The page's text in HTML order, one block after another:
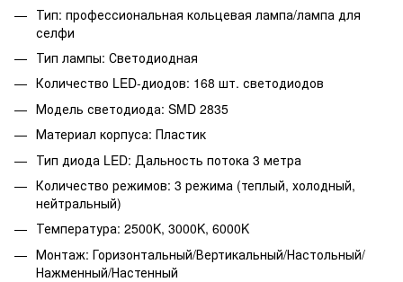
Тип: профессиональная кольцевая лампа/лампа для
селфи
Тип лампы: Светодиодная
Количество LED-диодов: 168 шт. светодиодов
Модель светодиода: SMD 2835
Материал корпуса: Пластик
Тип диода LED: Дальность потока 3 метра
Количество режимов: 3 режима (теплый, холодный,
нейтральный)
Температура: 2500K, 3000K, 6000K
Монтаж: Горизонтальный/Вертикальный/Настольный/
Нажменный/Настенный